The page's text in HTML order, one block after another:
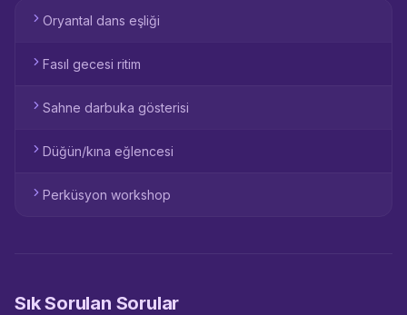
Oryantal dans eşliği
Fasıl gecesi ritim
Sahne darbuka gösterisi
Düğün/kına eğlencesi
Perküsyon workshop
Sık Sorulan Sorular